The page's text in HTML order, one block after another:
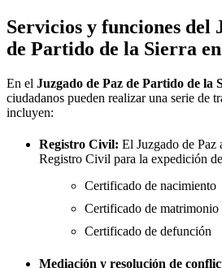
Servicios y funciones del
de Partido de la Sierra
En el Juzgado de Paz de Partido de la
ciudadanos pueden realizar una serie de
incluyen:
Registro Civil: El Juzgado de Paz
Registro Civil para la expedición
Certificado de nacimiento
Certificado de matrimonio
Certificado de defunción
Mediación y resolución de